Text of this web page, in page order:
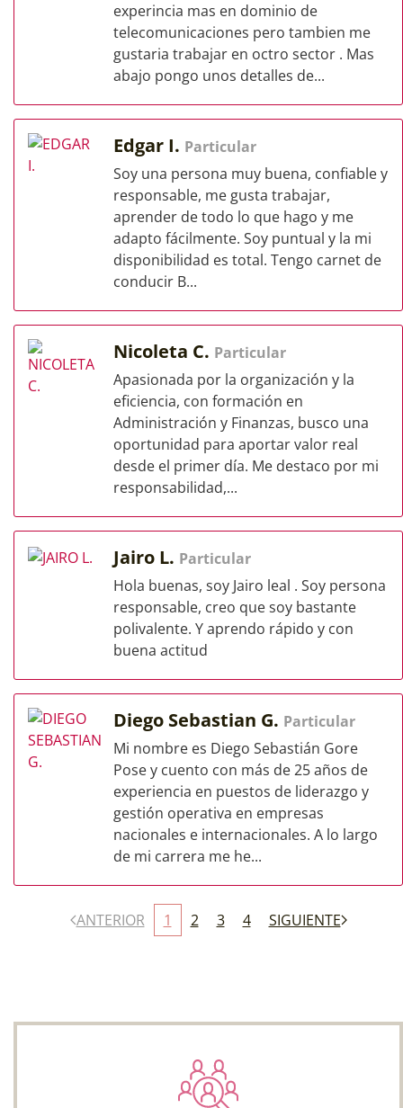
experincia mas en dominio de
telecomunicaciones pero tambien me
gustaria trabajar en octro sector . Mas
abajo pongo unos detalles de...
Edgar I. Particular
Soy una persona muy buena, confiable y
responsable, me gusta trabajar,
aprender de todo lo que hago y me
adapto fácilmente. Soy puntual y la mi
disponibilidad es total. Tengo carnet de
conducir B...
Nicoleta C. Particular
Apasionada por la organización y la
eficiencia, con formación en
Administración y Finanzas, busco una
oportunidad para aportar valor real
desde el primer día. Me destaco por mi
responsabilidad,...
Jairo L. Particular
Hola buenas, soy Jairo leal . Soy persona
responsable, creo que soy bastante
polivalente. Y aprendo rápido y con
buena actitud
Diego Sebastian G. Particular
Mi nombre es Diego Sebastián Gore
Pose y cuento con más de 25 años de
experiencia en puestos de liderazgo y
gestión operativa en empresas
nacionales e internacionales. A lo largo
de mi carrera me he...
ANTERIOR 1 2 3 4 SIGUIENTE